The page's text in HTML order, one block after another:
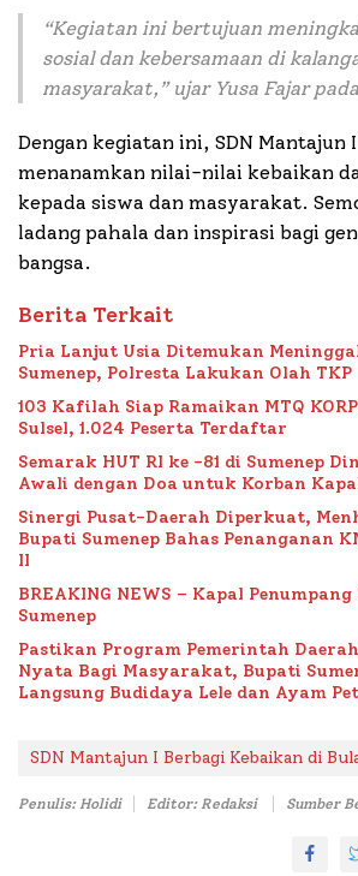
“Kegiatan ini bertujuan
sosial dan kebersamaan di
masyarakat,” ujar Yusa Fajar
Dengan kegiatan ini, SDN Mantajun
menanamkan nilai-nilai kebaikan
kepada siswa dan masyarakat.
ladang pahala dan inspirasi bagi
bangsa.
Berita Terkait
Pria Lanjut Usia Ditemukan
Sumenep, Polresta Lakukan Olah TKP
103 Kafilah Siap Ramaikan MTQ
Sulsel, 1.024 Peserta Terdaftar
Semarak HUT RI ke -81 di Sumenep
Awali dengan Doa untuk Korban
Sinergi Pusat-Daerah Diperkuat,
Bupati Sumenep Bahas Penanganan
II
BREAKING NEWS – Kapal
Sumenep
Pastikan Program Pemerintah
Nyata Bagi Masyarakat, Bupati
Langsung Budidaya Lele dan Ayam
SDN Mantajun I Berbagi Kebaikan di
Penulis: Holidi Editor: Redaksi Sumber